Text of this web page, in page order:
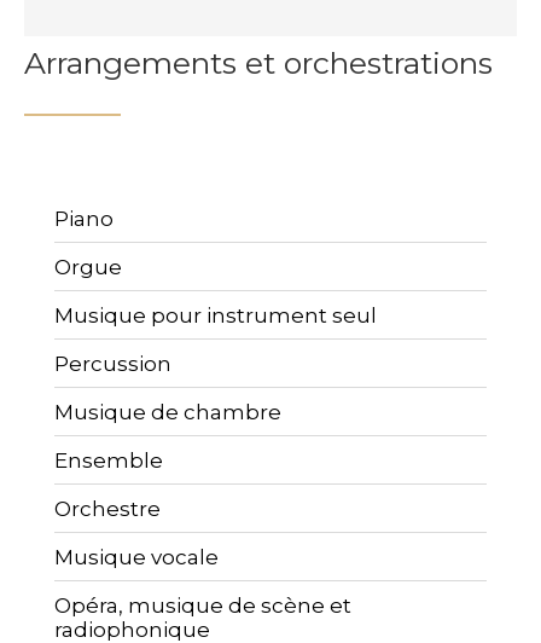
Arrangements et orchestrations
Piano
Orgue
Musique pour instrument seul
Percussion
Musique de chambre
Ensemble
Orchestre
Musique vocale
Opéra, musique de scène et
radiophonique